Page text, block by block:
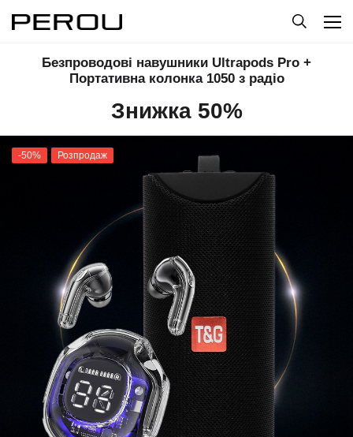
Безпроводові навушники Ultrapods Pro +
Портативна колонка 1050 з радіо
Знижка 50%
-50% Розпродаж